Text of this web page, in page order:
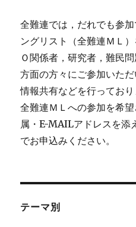
全難連では，だれでも参
ングリスト（全難連ＭＬ
Ｏ関係者，研究者，難民
方面の方々にご参加いた
情報共有などを行っており
全難連ＭＬへの参加を希
属・E-MAILアドレスを添
でお申込みください。
テーマ別